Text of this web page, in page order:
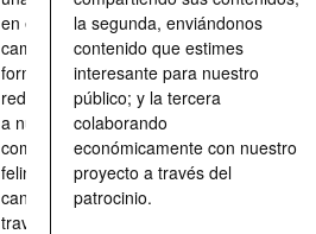
en el
camino, una
forma de
redescubrir
a nuestros
compañeros
felinos y
caninos a
través de los
la segunda, enviándonos
contenido que estimes
interesante para nuestro
público; y la tercera
colaborando
económicamente con nuestro
proyecto a través del
patrocinio.